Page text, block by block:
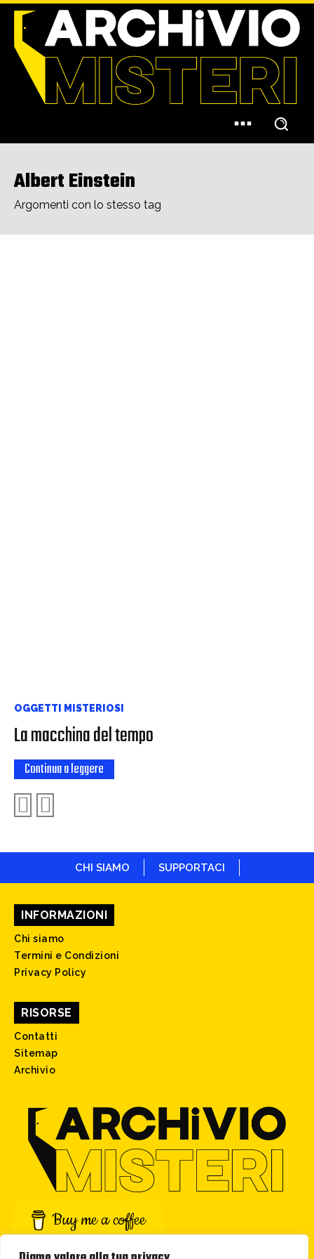
Albert Einstein
Argomenti con lo stesso tag
OGGETTI MISTERIOSI
La macchina del tempo
Continua a leggere
CHI SIAMO SUPPORTACI
INFORMAZIONI
Chi siamo
Termini e Condizioni
Privacy Policy
RISORSE
Contatti
Sitemap
Archivio
Buy me a coffee